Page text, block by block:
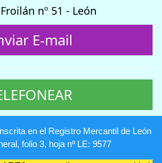
nº 51 - León
E-mail
en el Registro Mercantil de León
folio 3, hoja nº LE: 9577